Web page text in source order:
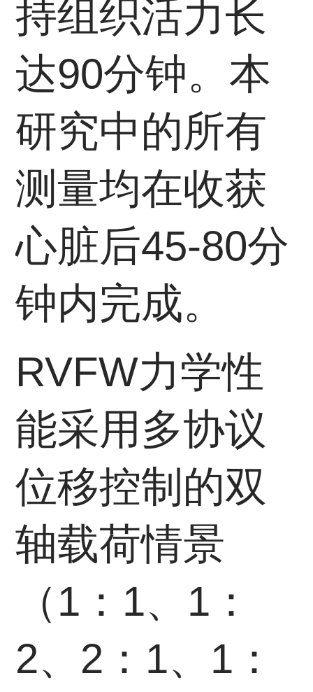
持组织活力长
达90分钟。本
研究中的所有
测量均在收获
心脏后45-80分
钟内完成。
RVFW力学性
能采用多协议
位移控制的双
轴载荷情景
（1：1、1：
2、2：1、1：